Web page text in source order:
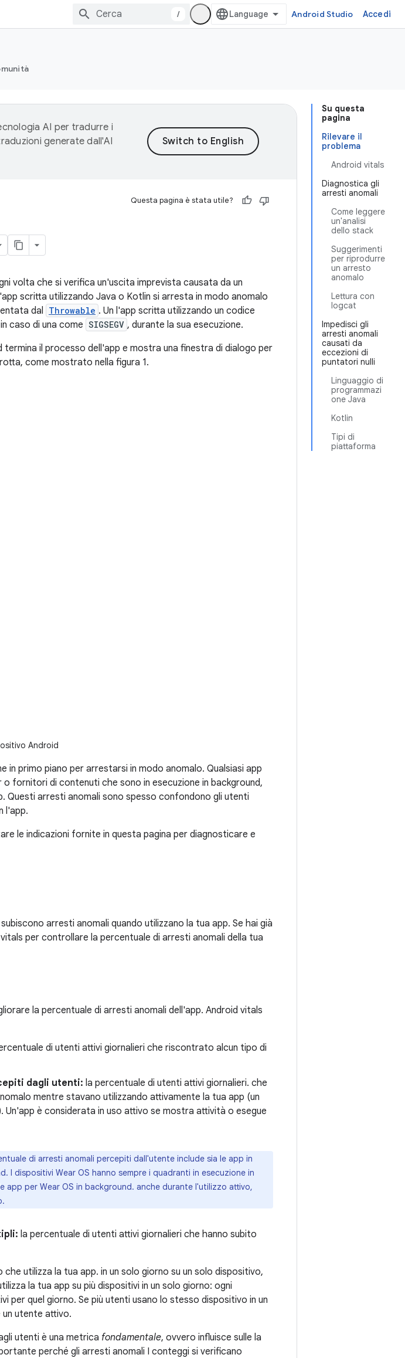
/ Android Studio Accedi
Su questa
pagina
Rilevare il
problema
Android vitals
Diagnostica gli
arresti anomali
Come leggere
un'analisi
dello stack
Suggerimenti
per riprodurre
un arresto
anomalo
Lettura con
logcat
Impedisci gli
arresti anomali
causati da
eccezioni di
puntatori nulli
Linguaggio di
programmazi
one Java
Kotlin
Tipi di
piattaforma
AI per tradurre i
generate dall'AI
Questa pagina è stata utile?
volta che si verifica un'uscita imprevista causata da un
scritta utilizzando Java o Kotlin si arresta in modo anomalo
dal Throwable . Un l'app scritta utilizzando un codice
caso di una come SIGSEGV , durante la sua esecuzione.
termina il processo dell'app e mostra una finestra di dialogo per
come mostrato nella figura 1.
Android
in primo piano per arrestarsi in modo anomalo. Qualsiasi app
fornitori di contenuti che sono in esecuzione in background,
Questi arresti anomali sono spesso confondono gli utenti
l'app.
le indicazioni fornite in questa pagina per diagnosticare e
arresti anomali quando utilizzano la tua app. Se hai già
per controllare la percentuale di arresti anomali della tua
la percentuale di arresti anomali dell'app. Android vitals
di utenti attivi giornalieri che riscontrato alcun tipo di
dagli utenti: la percentuale di utenti attivi giornalieri. che
mentre stavano utilizzando attivamente la tua app (un
è considerata in uso attivo se mostra attività o esegue
di arresti anomali percepiti dall'utente include sia le app in
I dispositivi Wear OS hanno sempre i quadranti in esecuzione in
per Wear OS in background. anche durante l'utilizzo attivo,
la percentuale di utenti attivi giornalieri che hanno subito
che utilizza la tua app. in un solo giorno su un solo dispositivo,
la tua app su più dispositivi in un solo giorno: ogni
per quel giorno. Se più utenti usano lo stesso dispositivo in un
utente attivo.
utenti è una metrica fondamentale, ovvero influisce sulle la
perché gli arresti anomali I conteggi si verificano